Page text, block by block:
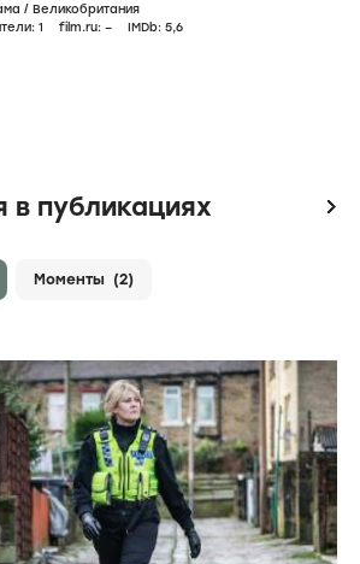
/ Великобритания
1 film.ru: – IMDb: 5,6
в публикациях icon
Моменты (2)